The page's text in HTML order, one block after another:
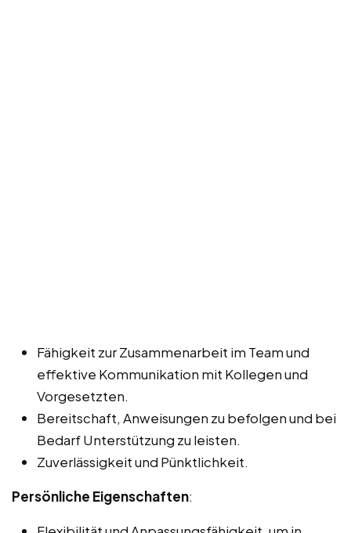
Fähigkeit zur Zusammenarbeit im Team und
effektive Kommunikation mit Kollegen und
Vorgesetzten.
Bereitschaft, Anweisungen zu befolgen und bei
Bedarf Unterstützung zu leisten.
Zuverlässigkeit und Pünktlichkeit.
Persönliche Eigenschaften: